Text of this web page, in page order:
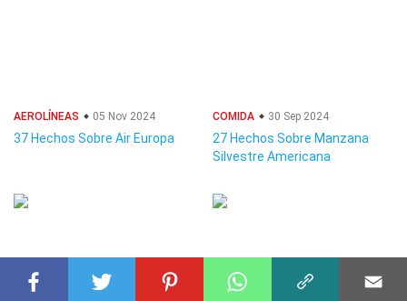
AEROLÍNEAS 05 Nov 2024
37 Hechos Sobre Air Europa
COMIDA 30 Sep 2024
27 Hechos Sobre Manzana
Silvestre Americana